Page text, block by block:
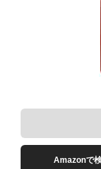
Amazonで
Amazonで